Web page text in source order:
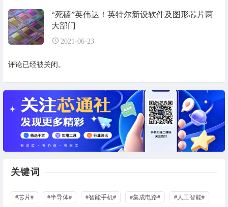
“死磕”英伟达！英特尔新设软件及图形芯片两
大部门
2021-06-23
评论已经被关闭。
关键词
#芯片# #半导体# #智能手机# #集成电路# #人工智能#